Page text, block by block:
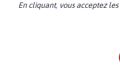
En cliquant, vous acceptez les